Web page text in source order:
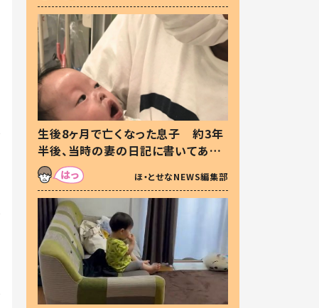
生後8ヶ月で亡くなった息子 約3年
半後、当時の妻の日記に書いてあっ
た本音とは
ほ・とせなNEWS編集部